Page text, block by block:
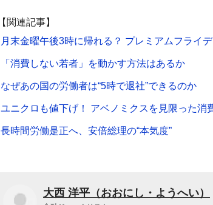
【関連記事】
月末金曜午後3時に帰れる？ プレミアムフライ
「消費しない若者」を動かす方法はあるか
なぜあの国の労働者は“5時で退社”できるのか
ユニクロも値下げ！ アベノミクスを見限った消
長時間労働是正へ、安倍総理の“本気度”
大西 洋平（おおにし・ようへい）